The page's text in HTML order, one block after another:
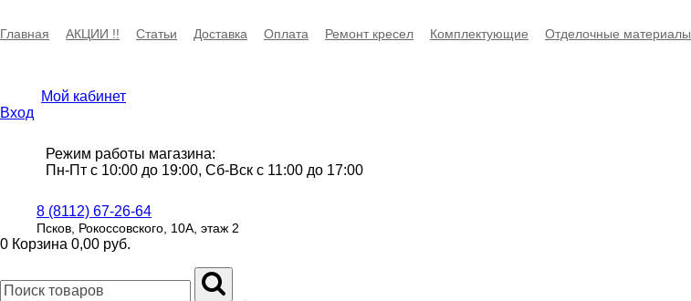
Главная АКЦИИ !! Статьи Доставка Оплата Ремонт кресел Комплектующие Отделочные материалы
Мой кабинет
Вход
Режим работы магазина:
Пн-Пт с 10:00 до 19:00, Сб-Вск с 11:00 до 17:00
8 (8112) 67-26-64
Псков, Рокоссовского, 10А, этаж 2
0 Корзина 0,00 руб.